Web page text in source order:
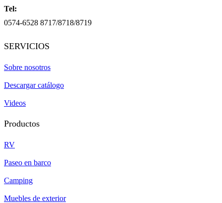
Tel:
0574-6528 8717/8718/8719
SERVICIOS
Sobre nosotros
Descargar catálogo
Videos
Productos
RV
Paseo en barco
Camping
Muebles de exterior